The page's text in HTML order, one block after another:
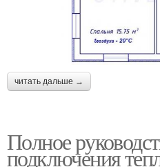
читать дальше →
Полное
подключения